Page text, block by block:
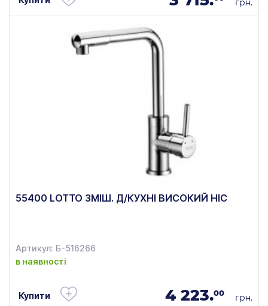
грн.
55400 LOTTO ЗМІШ. Д/КУХНІ ВИСОКИЙ НІС
Артикул: Б-516266
в наявності
Купити 4 223.00 грн.